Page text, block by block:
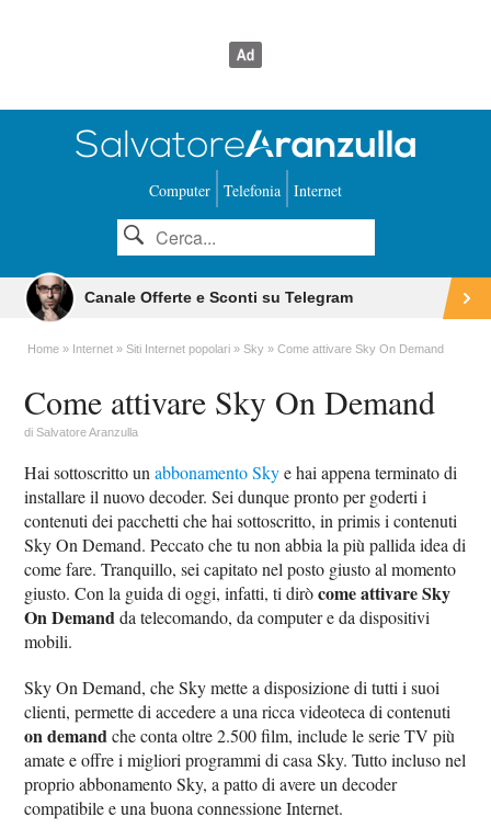
Computer Telefonia Internet
Canale Offerte e Sconti su Telegram
Home Internet Siti Internet popolari Sky Come attivare Sky On Demand
Come attivare Sky On Demand
diSalvatore Aranzulla
Hai sottoscritto unabbonamento Skye hai appena terminato di
installare il nuovo decoder. Sei dunque pronto per goderti i
contenuti dei pacchetti che hai sottoscritto, in primis i contenuti
Sky On Demand. Peccato che tu non abbia la più pallida idea di
come fare. Tranquillo, sei capitato nel posto giusto al momento
giusto. Con la guida di oggi, infatti, ti diròcome attivare Sky
On Demandda telecomando, da computer e da dispositivi
mobili.
Sky On Demand, che Sky mette a disposizione di tutti i suoi
clienti, permette di accedere a una ricca videoteca di contenuti
on demandche conta oltre 2.500 film, include le serie TV più
amate e offre i migliori programmi di casa Sky. Tutto incluso nel
proprio abbonamento Sky, a patto di avere un decoder
compatibile e una buona connessione Internet.